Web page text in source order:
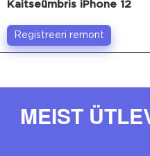
Kaitseümbris iPhone 12
Registreeri remont
MEIST